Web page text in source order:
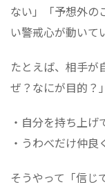
ない」「予想外の
い警戒心が動いて
たとえば、相手が
ぜ？なにが目的？
・自分を持ち上げ
・うわべだけ仲良
そうやって「信じ